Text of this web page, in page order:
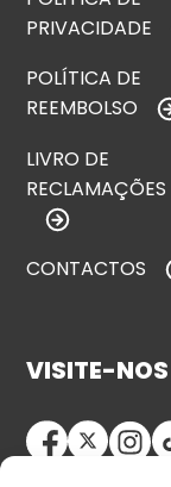
PRIVACIDADE
POLÍTICA DE
REEMBOLSO
LIVRO DE
RECLAMAÇÕES
CONTACTOS
VISITE-NOS